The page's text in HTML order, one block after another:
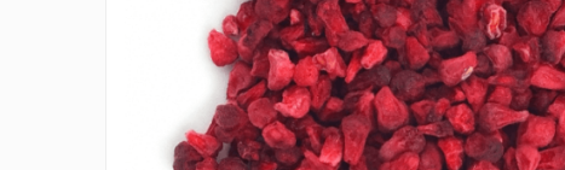
Mixuri Pudra Crema Vanilie